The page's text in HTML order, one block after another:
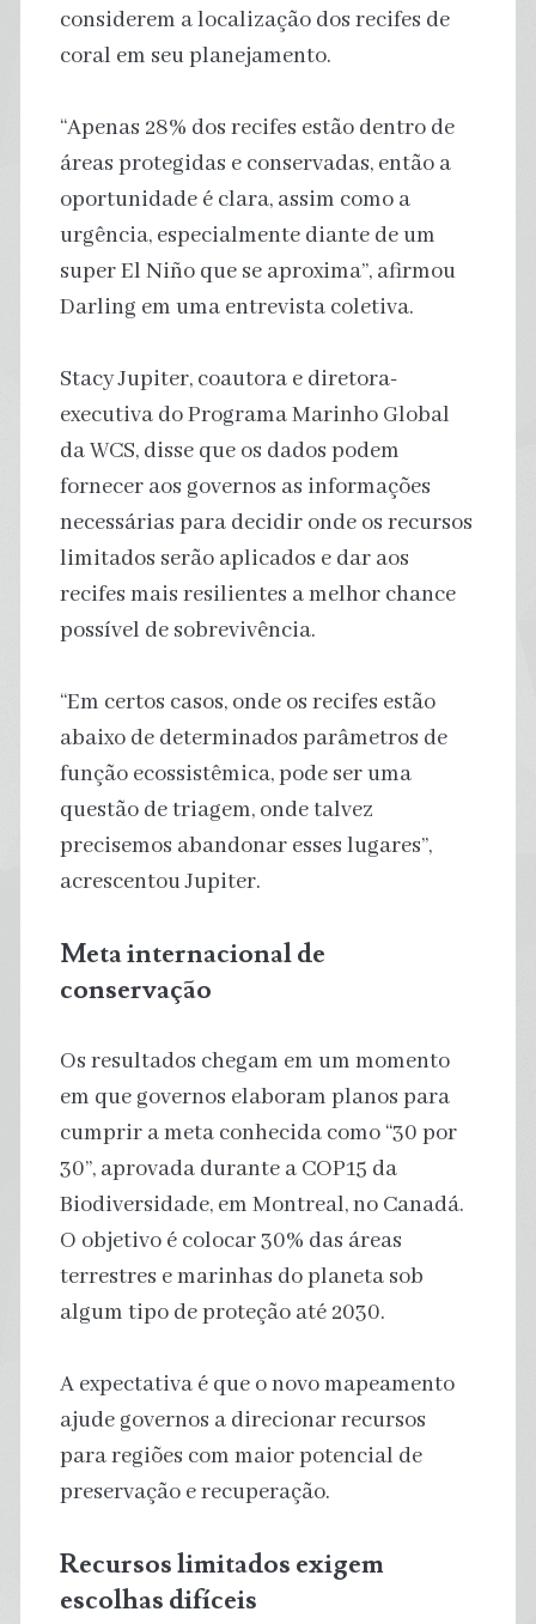
considerem a localização dos recifes de
coral em seu planejamento.
“Apenas 28% dos recifes estão dentro de
áreas protegidas e conservadas, então a
oportunidade é clara, assim como a
urgência, especialmente diante de um
super El Niño que se aproxima”, afirmou
Darling em uma entrevista coletiva.
Stacy Jupiter, coautora e diretora-
executiva do Programa Marinho Global
da WCS, disse que os dados podem
fornecer aos governos as informações
necessárias para decidir onde os recursos
limitados serão aplicados e dar aos
recifes mais resilientes a melhor chance
possível de sobrevivência.
“Em certos casos, onde os recifes estão
abaixo de determinados parâmetros de
função ecossistêmica, pode ser uma
questão de triagem, onde talvez
precisemos abandonar esses lugares”,
acrescentou Jupiter.
Meta internacional de
conservação
Os resultados chegam em um momento
em que governos elaboram planos para
cumprir a meta conhecida como “30 por
30”, aprovada durante a COP15 da
Biodiversidade, em Montreal, no Canadá.
O objetivo é colocar 30% das áreas
terrestres e marinhas do planeta sob
algum tipo de proteção até 2030.
A expectativa é que o novo mapeamento
ajude governos a direcionar recursos
para regiões com maior potencial de
preservação e recuperação.
Recursos limitados exigem
escolhas difíceis